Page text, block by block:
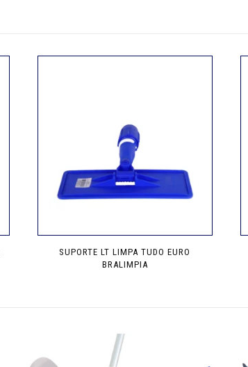
SUPORTE LT LIMPA TUDO EURO
BRALIMPIA